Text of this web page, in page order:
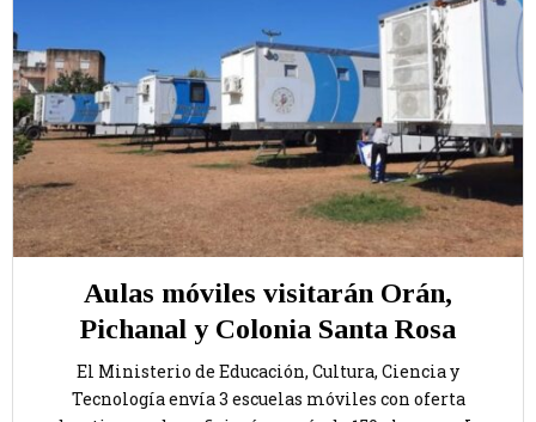
Aulas móviles visitarán Orán,
Pichanal y Colonia Santa Rosa
El Ministerio de Educación, Cultura, Ciencia y
Tecnología envía 3 escuelas móviles con oferta